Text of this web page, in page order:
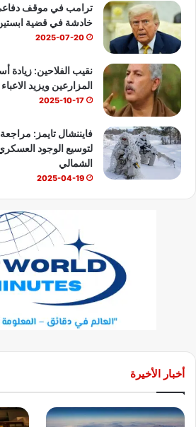
ترامب في موقف
خادشة في قضية
2025-07-20
نقيب الفلاحين: زيادة
المزارعين ويزيد
2025-10-17
فايننشال تايمز:
لتوسيع الوجود
الشمالي
2025-04-19
أخبار الأخيرة